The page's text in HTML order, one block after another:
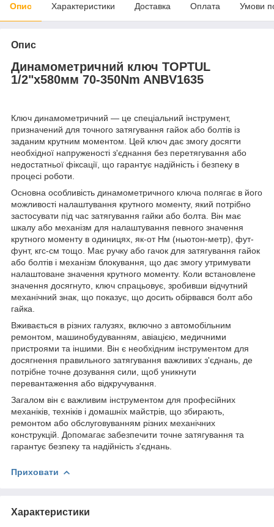
Опис Характеристики Доставка Оплата Умови
Опис
Динамометричний ключ TOPTUL
1/2"x580мм 70-350Nm ANBV1635
Ключ динамометричний — це спеціальний інструмент,
призначений для точного затягування гайок або болтів із
заданим крутним моментом. Цей ключ дає змогу досягти
необхідної напруженості з'єднання без перетягування або
недостатньої фіксації, що гарантує надійність і безпеку в
процесі роботи.
Основна особливість динамометричного ключа полягає в його
можливості налаштування крутного моменту, який потрібно
застосувати під час затягування гайки або болта. Він має
шкалу або механізм для налаштування певного значення
крутного моменту в одиницях, як-от Нм (ньютон-метр), фут-
фунт, кгс-см тощо. Має ручку або гачок для затягування гайок
або болтів і механізм блокування, що дає змогу утримувати
налаштоване значення крутного моменту. Коли встановлене
значення досягнуто, ключ спрацьовує, зробивши відчутний
механічний знак, що показує, що досить обірвався болт або
гайка.
Вживається в різних галузях, включно з автомобільним
ремонтом, машинобудуванням, авіацією, медичними
пристроями та іншими. Він є необхідним інструментом для
досягнення правильного затягування важливих з'єднань, де
потрібне точне дозування сили, щоб уникнути
перевантаження або відкручування.
Загалом він є важливим інструментом для професійних
механіків, техніків і домашніх майстрів, що збирають,
ремонтом або обслуговуванням різних механічних
конструкцій. Допомагає забезпечити точне затягування та
гарантує безпеку та надійність з'єднань.
Приховати
Характеристики